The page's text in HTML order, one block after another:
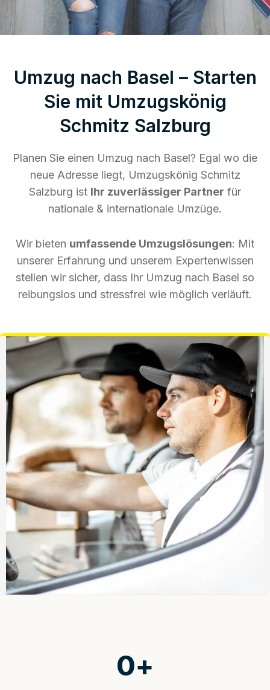
Umzug nach Basel – Starten
Sie mit Umzugskönig
Schmitz Salzburg
Planen Sie einen Umzug nach Basel? Egal wo die
neue Adresse liegt, Umzugskönig Schmitz
Salzburg ist Ihr zuverlässiger Partner für
nationale & internationale Umzüge.
Wir bieten umfassende Umzugslösungen: Mit
unserer Erfahrung und unserem Expertenwissen
stellen wir sicher, dass Ihr Umzug nach Basel so
reibungslos und stressfrei wie möglich verläuft.
0+